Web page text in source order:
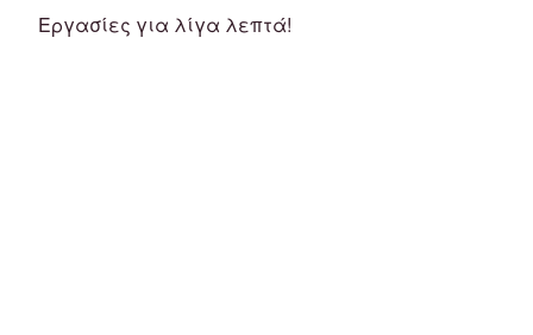
Εργασίες για λίγα λεπτά!